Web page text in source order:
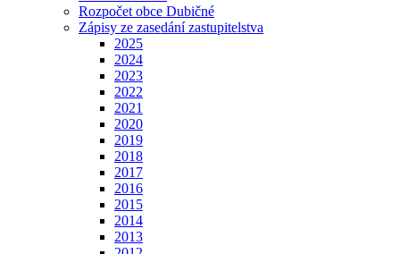
Rozpočet obce Dubičné
Zápisy ze zasedání zastupitelstva
2025
2024
2023
2022
2021
2020
2019
2018
2017
2016
2015
2014
2013